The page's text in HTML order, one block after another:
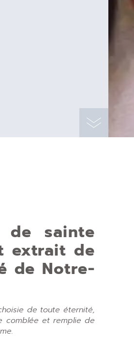
de sainte
extrait de
de Notre-
de toute éternité,
comblée et remplie de